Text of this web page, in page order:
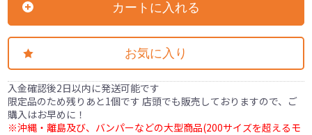
カートに入れる
お気に入り
入金確認後2日以内に発送可能です
限定品のため残りあと1個です 店頭でも販売しておりますので、ご
購入はお早めに！
※沖縄・離島及び、バンパーなどの大型商品(200サイズを超えるモ